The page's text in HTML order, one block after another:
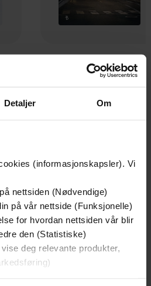
Detaljer Om
(informasjonskapsler). Vi
nettsiden (Nødvendige)
på vår nettside (Funksjonelle)
for hvordan nettsiden vår blir
den (Statistiske)
deg relevante produkter,
349,-
Utskudd
Jørn Lier Horst
EBOK
(forfatter),Amanda
One